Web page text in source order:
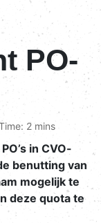
PO-
2 mins
in CVO-
benutting van
mogelijk te
deze quota te